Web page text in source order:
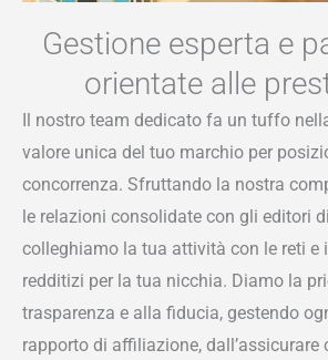
Gestione esperta e
orientate alle
Il nostro team dedicato fa un tuffo
valore unica del tuo marchio per
concorrenza. Sfruttando la nostra
le relazioni consolidate con gli editori
colleghiamo la tua attività con le reti e
redditizi per la tua nicchia. Diamo la
trasparenza e alla fiducia, gestendo
rapporto di affiliazione, dall’assicurare